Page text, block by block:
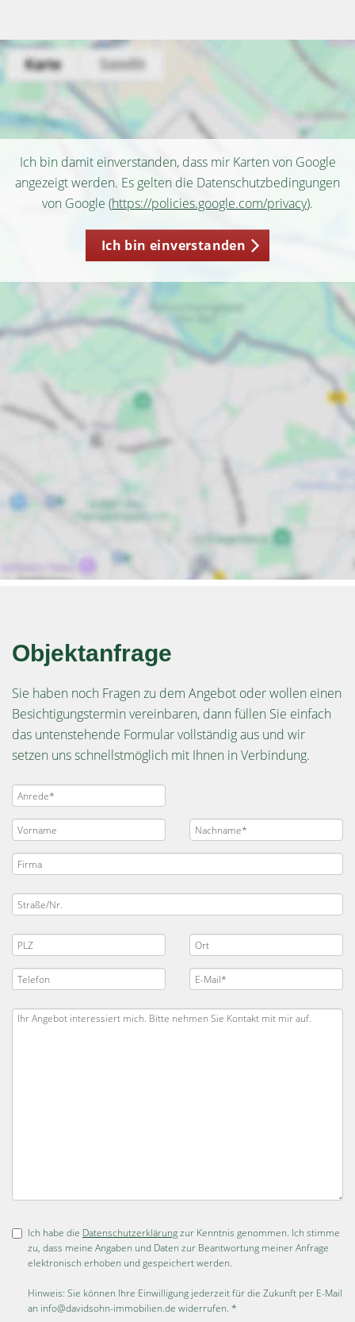
Ich bin damit einverstanden, dass mir Karten von Google
angezeigt werden. Es gelten die Datenschutzbedingungen
von Google (https://policies.google.com/privacy).
Ich bin einverstanden
Objektanfrage
Sie haben noch Fragen zu dem Angebot oder wollen einen
Besichtigungstermin vereinbaren, dann füllen Sie einfach
das untenstehende Formular vollständig aus und wir
setzen uns schnellstmöglich mit Ihnen in Verbindung.
Ich habe die Datenschutzerklärungzur Kenntnis genommen. Ich stimme
zu, dass meine Angaben und Daten zur Beantwortung meiner Anfrage
elektronisch erhoben und gespeichert werden.
Hinweis: Sie können Ihre Einwilligung jederzeit für die Zukunft per E-Mail
an info@davidsohn-immobilien.de widerrufen. *